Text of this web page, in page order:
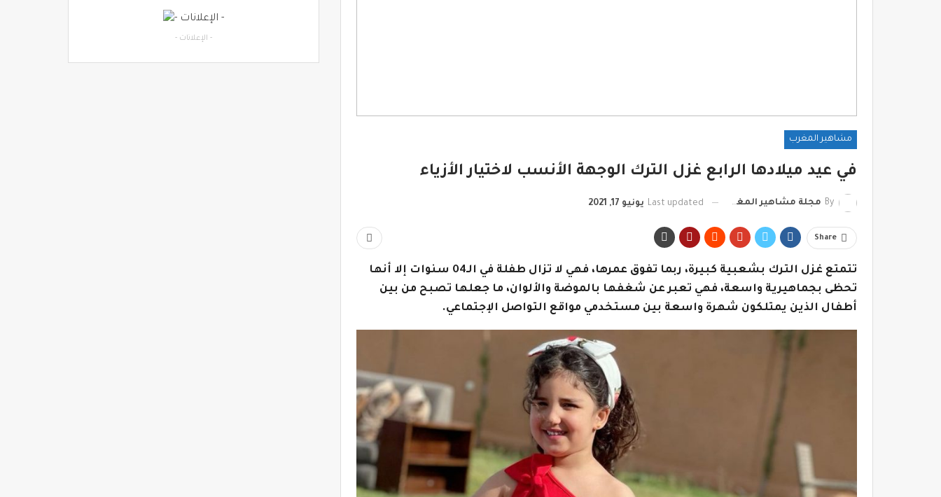
مشاهير المغرب
في عيد ميلادها الرابع غزل الترك الوجهة الأنسب لاختيار الأزياء
By مجلة مشاهير المغرب Last updated يونيو 17, 2021
Share
تتمتع غزل الترك بشعبية كبيرة، ربما تفوق عمرها، فهي لا تزال طفلة في الـ04 سنوات إلا أنها
تحظى بجماهيرية واسعة، فهي تعبر عن شغفها بالموضة والألوان، ما جعلها تصبح من بين
أطفال الذين يمتلكون شهرة واسعة بين مستخدمي مواقع التواصل الإجتماعي.
- الإعلانات -